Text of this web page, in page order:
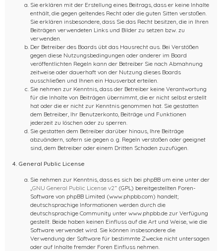
Sie erklären mit der Erstellung eines Beitrags, dass er keine Inhalte
enthält, die gegen geltendes Recht oder die guten Sitten verstoßen.
Sie erklären insbesondere, dass Sie das Recht besitzen, die in Ihren
Beiträgen verwendeten Links und Bilder zu setzen bzw. zu
verwenden.
Der Betreiber des Boards übt das Hausrecht aus. Bei Verstößen
gegen diese Nutzungsbedingungen oder anderer im Board
veröffentlichten Regeln kann der Betreiber Sie nach Abmahnung
zeitweise oder dauerhaft von der Nutzung dieses Boards
ausschließen und Ihnen ein Hausverbot erteilen.
Sie nehmen zur Kenntnis, dass der Betreiber keine Verantwortung
für die Inhalte von Beiträgen übernimmt, die er nicht selbst erstellt
hat oder die er nicht zur Kenntnis genommen hat. Sie gestatten
dem Betreiber, Ihr Benutzerkonto, Beiträge und Funktionen
jederzeit zu löschen oder zu sperren.
Sie gestatten dem Betreiber darüber hinaus, Ihre Beiträge
abzuändern, sofern sie gegen o. g. Regeln verstoßen oder geeignet
sind, dem Betreiber oder einem Dritten Schaden zuzufügen.
4. General Public License
Sie nehmen zur Kenntnis, dass es sich bei phpBB um eine unter der
GNU General Public License v2“ (GPL) bereitgestellten Foren-
Software von phpBB Limited (www.phpbb.com) handelt;
deutschsprachige Informationen werden durch die
deutschsprachige Community unter www.phpbb.de zur Verfügung
gestellt. Beide haben keinen Einfluss auf die Art und Weise, wie die
Software verwendet wird. Sie können insbesondere die
Verwendung der Software für bestimmte Zwecke nicht untersagen
oder auf Inhalte fremder Foren Einfluss nehmen.